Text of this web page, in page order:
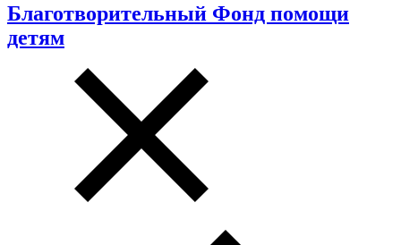
Благотворительный Фонд помощи
детям